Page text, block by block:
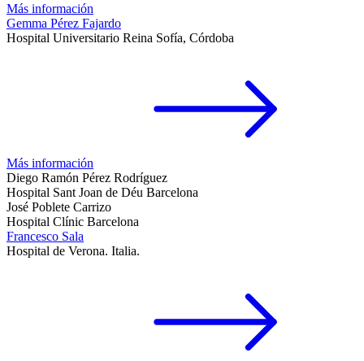
Más información
Gemma Pérez Fajardo
Hospital Universitario Reina Sofía, Córdoba
Más información
Diego Ramón Pérez Rodríguez
Hospital Sant Joan de Déu Barcelona
José Poblete Carrizo
Hospital Clínic Barcelona
Francesco Sala
Hospital de Verona. Italia.